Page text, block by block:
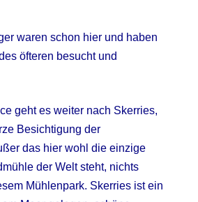
waren schon hier und haben
öfteren besucht und
geht es weiter nach Skerries,
Besichtigung der
das hier wohl die einzige
der Welt steht, nichts
Mühlenpark. Skerries ist ein